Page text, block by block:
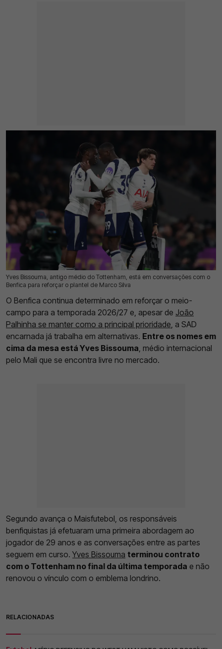
Yves Bissouma, antigo médio do Tottenham, está em conversações com o
Benfica para reforçar o plantel de Marco Silva
18 Jul 2026 | 17:37 | 0
O Benfica continua determinado em reforçar o meio-
campo para a temporada 2026/27 e, apesar de João
Palhinha se manter como a principal prioridade, a SAD
encarnada já trabalha em alternativas. Entre os nomes em
cima da mesa está Yves Bissouma, médio internacional
pelo Mali que se encontra livre no mercado.
Segundo avança o Maisfutebol, os responsáveis
benfiquistas já efetuaram uma primeira abordagem ao
jogador de 29 anos e as conversações entre as partes
seguem em curso. Yves Bissouma terminou contrato
com o Tottenham no final da última temporada e não
renovou o vínculo com o emblema londrino.
RELACIONADAS